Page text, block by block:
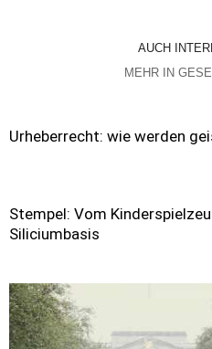
AUCH
MEHR IN
Urheberrecht: wie werden
Stempel: Vom
Siliciumbasis